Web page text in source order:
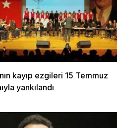
kayıp ezgileri 15 Temmuz
yankılandı